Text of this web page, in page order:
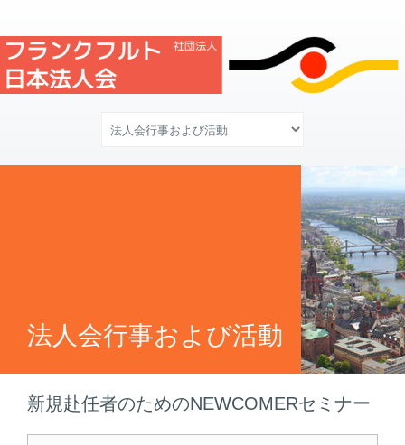
法人会行事および活動
新規赴任者のためのNEWCOMERセミナー